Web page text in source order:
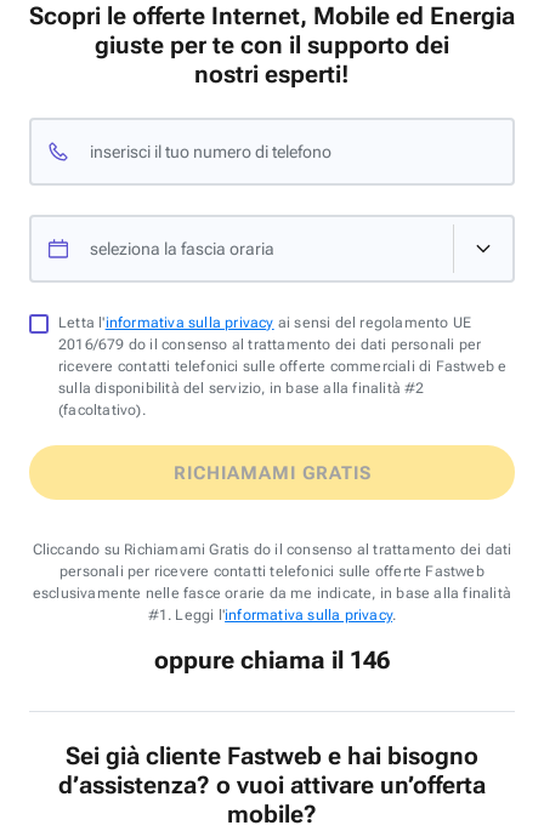
Scopri le offerte Internet, Mobile ed Energia
giuste per te con il supporto dei
nostri esperti!
inserisci il tuo numero di telefono
seleziona la fascia oraria
Letta l'informativa sulla privacy ai sensi del regolamento UE
2016/679 do il consenso al trattamento dei dati personali per
ricevere contatti telefonici sulle offerte commerciali di Fastweb e
sulla disponibilità del servizio, in base alla finalità #2
(facoltativo).
RICHIAMAMI GRATIS
Cliccando su Richiamami Gratis do il consenso al trattamento dei dati
personali per ricevere contatti telefonici sulle offerte Fastweb
esclusivamente nelle fasce orarie da me indicate, in base alla finalità
#1. Leggi l'informativa sulla privacy.
oppure chiama il 146
Sei già cliente Fastweb e hai bisogno
d’assistenza? o vuoi attivare un’offerta
mobile?